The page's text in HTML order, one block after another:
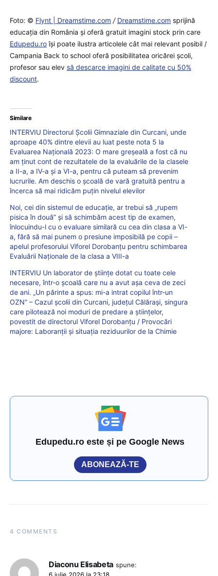
Foto: © Flynt | Dreamstime.com / Dreamstime.com sprijină
educaţia din România şi oferă gratuit imagini stock prin care
Edupedu.roîşi poate ilustra articolele cât mai relevant posibil /
Campania Back to school oferă posibilitatea oricărei școli,
profesor sau elev să descarce imagini de calitate cu 50%
discount.
Similare
INTERVIU Directorul Școlii Gimnaziale din Curcani, unde
aproape 40% dintre elevii au luat peste nota 5 la
Evaluarea Națională 2023: O mare greșeală a fost că nu
am ținut cont de rezultatele de la evaluările de la clasele
a II-a, a IV-a și a VI-a, pentru că puteam să prevenim
lucrurile. Am deschis o școală de vară gratuită pentru a
încerca să mai ridicăm puțin nivelul elevilor
Noi, cei din sistemul de educație, ar trebui să „rupem
pisica în două” și să schimbăm acest tip de examen,
înlocuindu-l cu o evaluare similară cu cea din clasa a VI-
a, fără să mai punem o presiune imposibilă pe copii –
apelul profesorului Viforel Dorobanțu pentru schimbarea
Evaluării Naționale de la clasa a VIII-a
INTERVIU Un laborator de științe dotat cu toate cele
necesare, într-o școală care nu a avut așa ceva de zeci
de ani. „Un părinte a spus: mi-a intrat copilul într-un
OZN” – Cazul școlii din Curcani, județul Călărași, singura
care pilotează noi moduri de predare a științelor,
povestit de directorul Viforel Dorobanțu / Provocări
majore: Laboranții și situația reziduurilor de la Chimie
Edupedu.ro este și pe Google News
ABONEAZĂ-TE
4 COMMENTS
Diaconu Elisabeta spune: